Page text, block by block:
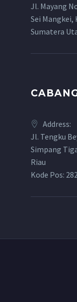
Jl. Mayang
Sei Mangkei,
Sumatera
Address:
Jl. Tengku
Simpang
Riau
Kode Pos: